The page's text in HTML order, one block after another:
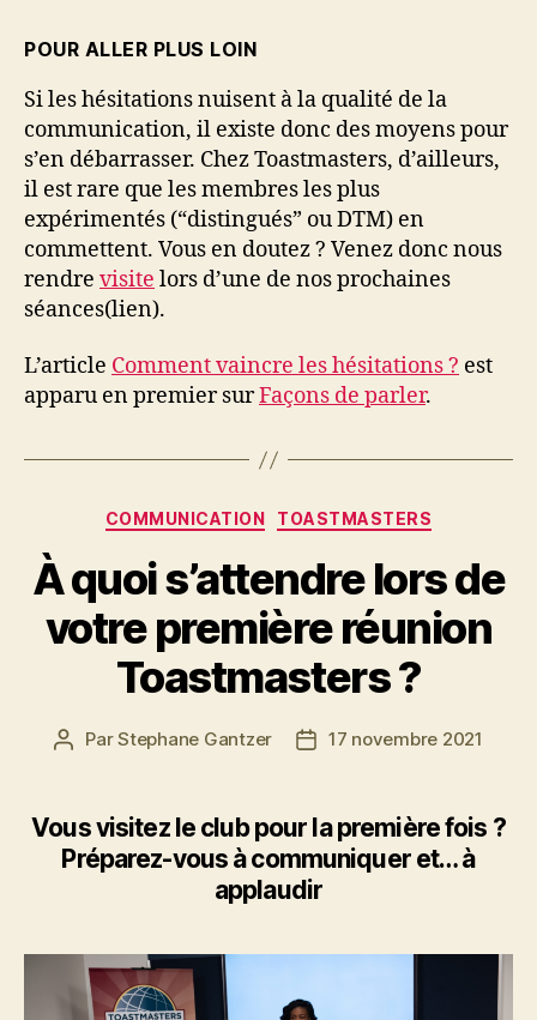
POUR ALLER PLUS LOIN
Si les hésitations nuisent à la qualité de la
communication, il existe donc des moyens pour
s’en débarrasser. Chez Toastmasters, d’ailleurs,
il est rare que les membres les plus
expérimentés (“distingués” ou DTM) en
commettent. Vous en doutez ? Venez donc nous
rendre visite lors d’une de nos prochaines
séances(lien).
L’article Comment vaincre les hésitations ? est
apparu en premier surFaçons de parler.
COMMUNICATION TOASTMASTERS
À quoi s’attendre lors de
votre première réunion
Toastmasters ?
ParStephane Gantzer 17 novembre 2021
Vous visitez le club pour la première fois ?
Préparez-vous à communiquer et… à
applaudir